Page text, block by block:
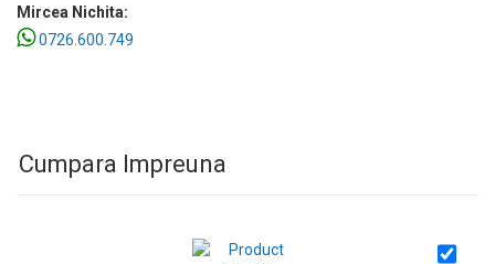
Mircea Nichita:
0726.600.749
Cumpara Impreuna